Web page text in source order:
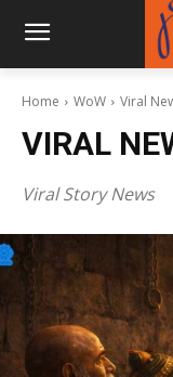
Home WoW Viral
VIRAL
Viral Story News